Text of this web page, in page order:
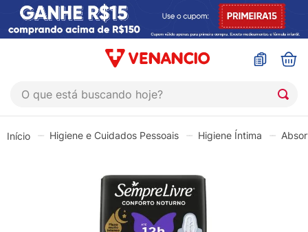
O que está buscando hoje?
Higiene e Cuidados Pessoais Higiene Íntima
º
sinustrat
protetor solar
shampoo